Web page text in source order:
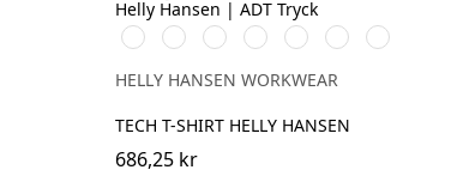
591
NAVY
991
BLACK
901
WHITE
951
EBONY
450
DARKEST
SPRUCE
558
STONE
BLUE
Mid
Grey
HELLY HANSEN WORKWEAR
TECH T-SHIRT HELLY HANSEN
686,25 kr